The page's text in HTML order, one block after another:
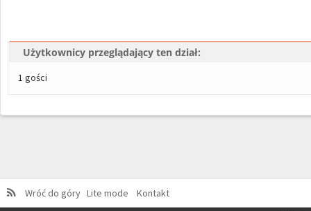
Użytkownicy przeglądający ten dział:
1 gości
Wróć do góry Lite mode
Kontakt